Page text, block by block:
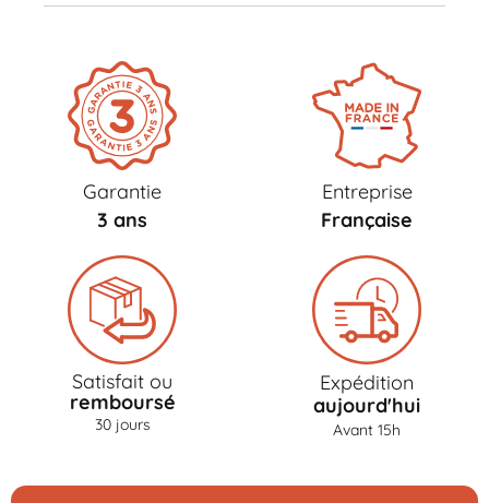
Garantie
3 ans
Entreprise
Française
Satisfait ou
remboursé
30 jours
Expédition
aujourd'hui
Avant 15h